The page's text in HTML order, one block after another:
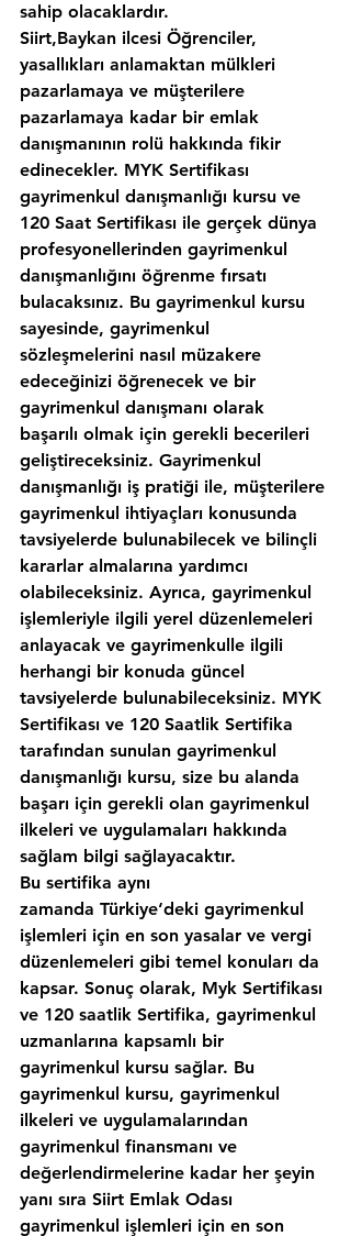
sahip olacaklardır.
Siirt,Baykan ilcesi Öğrenciler,
yasallıkları anlamaktan mülkleri
pazarlamaya ve müşterilere
pazarlamaya kadar bir emlak
danışmanının rolü hakkında fikir
edinecekler. MYK Sertifikası
gayrimenkul danışmanlığı kursu ve
120 Saat Sertifikası ile gerçek dünya
profesyonellerinden gayrimenkul
danışmanlığını öğrenme fırsatı
bulacaksınız. Bu gayrimenkul kursu
sayesinde, gayrimenkul
sözleşmelerini nasıl müzakere
edeceğinizi öğrenecek ve bir
gayrimenkul danışmanı olarak
başarılı olmak için gerekli becerileri
geliştireceksiniz. Gayrimenkul
danışmanlığı iş pratiği ile, müşterilere
gayrimenkul ihtiyaçları konusunda
tavsiyelerde bulunabilecek ve bilinçli
kararlar almalarına yardımcı
olabileceksiniz. Ayrıca, gayrimenkul
işlemleriyle ilgili yerel düzenlemeleri
anlayacak ve gayrimenkulle ilgili
herhangi bir konuda güncel
tavsiyelerde bulunabileceksiniz. MYK
Sertifikası ve 120 Saatlik Sertifika
tarafından sunulan gayrimenkul
danışmanlığı kursu, size bu alanda
başarı için gerekli olan gayrimenkul
ilkeleri ve uygulamaları hakkında
sağlam bilgi sağlayacaktır.
Bu sertifika aynı
zamanda Türkiye‘deki gayrimenkul
işlemleri için en son yasalar ve vergi
düzenlemeleri gibi temel konuları da
kapsar. Sonuç olarak, Myk Sertifikası
ve 120 saatlik Sertifika, gayrimenkul
uzmanlarına kapsamlı bir
gayrimenkul kursu sağlar. Bu
gayrimenkul kursu, gayrimenkul
ilkeleri ve uygulamalarından
gayrimenkul finansmanı ve
değerlendirmelerine kadar her şeyin
yanı sıra Siirt Emlak Odası
gayrimenkul işlemleri için en son